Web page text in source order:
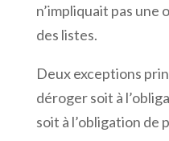
n’impliquait pas
des listes.
Deux exceptions
déroger soit à
soit à l’obligation de